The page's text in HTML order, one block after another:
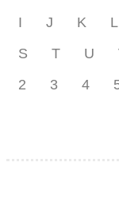
I
J K L
S
T U
2
3 4